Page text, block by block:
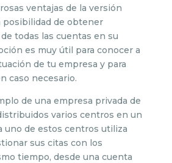
ventajas de la versión
posibilidad de obtener
todas las cuentas en su
es muy útil para conocer a
de tu empresa y para
caso necesario.
de una empresa privada de
varios centros en un
uno de estos centros utiliza
sus citas con los
tiempo, desde una cuenta